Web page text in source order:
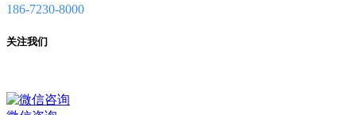
186-7230-8000
关注我们